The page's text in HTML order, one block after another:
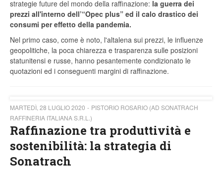
strategie future del mondo della raffinazione: la guerra dei
prezzi all'interno dell’“Opec plus” ed il calo drastico dei
consumi per effetto della pandemia.
Nel primo caso, come è noto, l'altalena sui prezzi, le influenze
geopolitiche, la poca chiarezza e trasparenza sulle posizioni
statunitensi e russe, hanno pesantemente condizionato le
quotazioni ed i conseguenti margini di raffinazione.
MARTEDÌ, 28 LUGLIO 2020
PISTORIO ROSARIO (AD SONATRACH
RAFFINERIA ITALIANA S.R.L.)
Raffinazione tra produttività e
sostenibilità: la strategia di
Sonatrach